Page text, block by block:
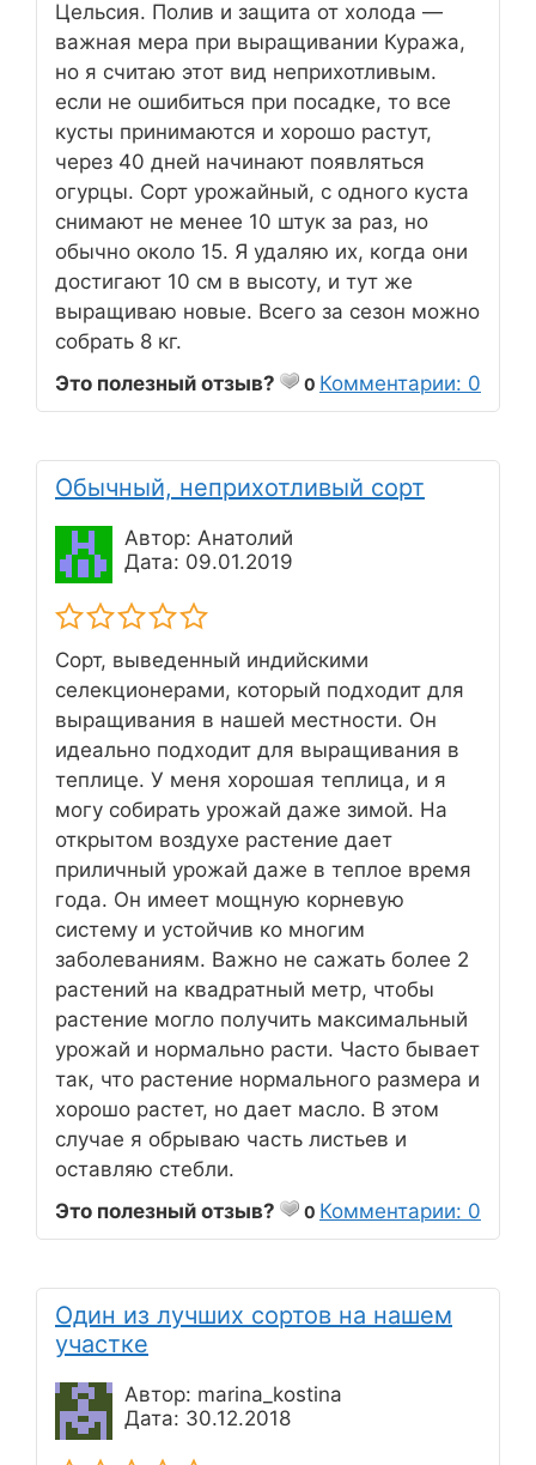
Цельсия. Полив и защита от холода —
важная мера при выращивании Куража,
но я считаю этот вид неприхотливым.
если не ошибиться при посадке, то все
кусты принимаются и хорошо растут,
через 40 дней начинают появляться
огурцы. Сорт урожайный, с одного куста
снимают не менее 10 штук за раз, но
обычно около 15. Я удаляю их, когда они
достигают 10 см в высоту, и тут же
выращиваю новые. Всего за сезон можно
собрать 8 кг.
Это полезный отзыв?
0 Комментарии: 0
Обычный, неприхотливый сорт
Автор: Анатолий
Дата: 09.01.2019
Сорт, выведенный индийскими
селекционерами, который подходит для
выращивания в нашей местности. Он
идеально подходит для выращивания в
теплице. У меня хорошая теплица, и я
могу собирать урожай даже зимой. На
открытом воздухе растение дает
приличный урожай даже в теплое время
года. Он имеет мощную корневую
систему и устойчив ко многим
заболеваниям. Важно не сажать более 2
растений на квадратный метр, чтобы
растение могло получить максимальный
урожай и нормально расти. Часто бывает
так, что растение нормального размера и
хорошо растет, но дает масло. В этом
случае я обрываю часть листьев и
оставляю стебли.
Это полезный отзыв?
0 Комментарии: 0
Один из лучших сортов на нашем
участке
Автор: marina_kostina
Дата: 30.12.2018